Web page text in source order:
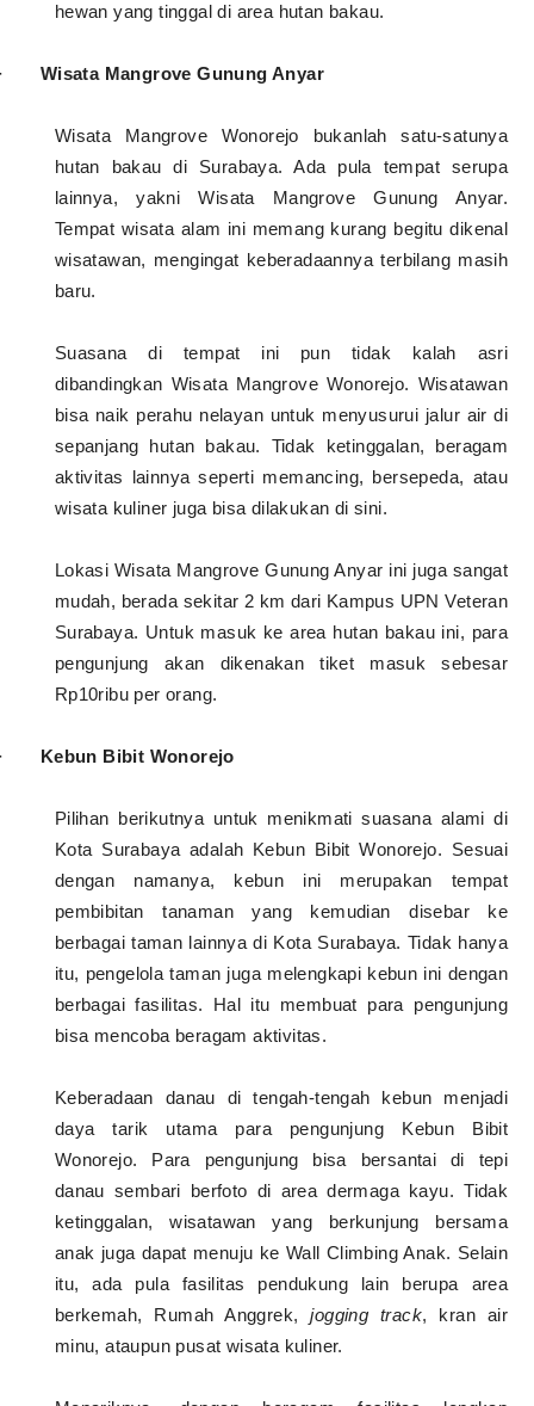
hewan yang tinggal di area hutan bakau.
Wisata Mangrove Gunung Anyar
Wisata Mangrove Wonorejo bukanlah satu-satunya
hutan bakau di Surabaya. Ada pula tempat serupa
lainnya, yakni Wisata Mangrove Gunung Anyar.
Tempat wisata alam ini memang kurang begitu dikenal
wisatawan, mengingat keberadaannya terbilang masih
baru.
Suasana di tempat ini pun tidak kalah asri
dibandingkan Wisata Mangrove Wonorejo. Wisatawan
bisa naik perahu nelayan untuk menyusurui jalur air di
sepanjang hutan bakau. Tidak ketinggalan, beragam
aktivitas lainnya seperti memancing, bersepeda, atau
wisata kuliner juga bisa dilakukan di sini.
Lokasi Wisata Mangrove Gunung Anyar ini juga sangat
mudah, berada sekitar 2 km dari Kampus UPN Veteran
Surabaya. Untuk masuk ke area hutan bakau ini, para
pengunjung akan dikenakan tiket masuk sebesar
Rp10ribu per orang.
Kebun Bibit Wonorejo
Pilihan berikutnya untuk menikmati suasana alami di
Kota Surabaya adalah Kebun Bibit Wonorejo. Sesuai
dengan namanya, kebun ini merupakan tempat
pembibitan tanaman yang kemudian disebar ke
berbagai taman lainnya di Kota Surabaya. Tidak hanya
itu, pengelola taman juga melengkapi kebun ini dengan
berbagai fasilitas. Hal itu membuat para pengunjung
bisa mencoba beragam aktivitas.
Keberadaan danau di tengah-tengah kebun menjadi
daya tarik utama para pengunjung Kebun Bibit
Wonorejo. Para pengunjung bisa bersantai di tepi
danau sembari berfoto di area dermaga kayu. Tidak
ketinggalan, wisatawan yang berkunjung bersama
anak juga dapat menuju ke Wall Climbing Anak. Selain
itu, ada pula fasilitas pendukung lain berupa area
berkemah, Rumah Anggrek,jogging track, kran air
minu, ataupun pusat wisata kuliner.